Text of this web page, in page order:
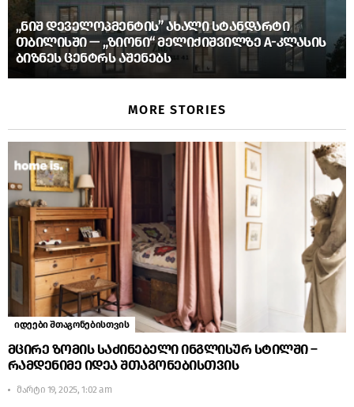
„ᲜᲘᲨ ᲓᲔᲕᲔᲚᲝᲞᲛᲔᲜᲢᲘᲡ” ᲐᲮᲐᲚᲘ ᲡᲢᲐᲜᲓᲐᲠᲢᲘ
ᲗᲑᲘᲚᲘᲡᲨᲘ — „ᲖᲘᲝᲜᲘ“ ᲛᲔᲚᲘᲥᲘᲨᲕᲘᲚᲖᲔ A-ᲙᲚᲐᲡᲘᲡ
ᲑᲘᲖᲜᲔᲡ ᲪᲔᲜᲢᲠᲡ ᲐᲨᲔᲜᲔᲑᲡ
MORE STORIES
იდეები შთაგონებისთვის
მცირე ზომის საძინებელი ინგლისურ სტილში –
რამდენიმე იდეა შთაგონებისთვის
მარტი 19, 2025, 1:02 am